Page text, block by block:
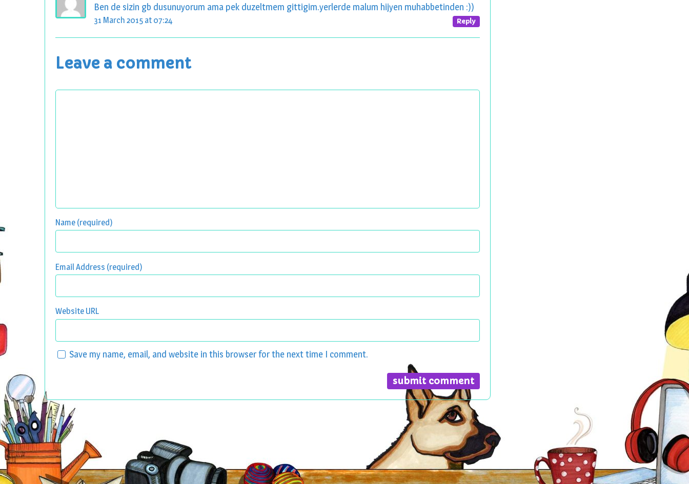
Ben de sizin gb dusunuyorum ama pek duzeltmem gittigim.yerlerde malum hijyen muhabbetinden :))
Reply
31 March 2015 at 07:24
Leave a comment
Name (required)
Email Address (required)
Website URL
Save my name, email, and website in this browser for the next time I comment.